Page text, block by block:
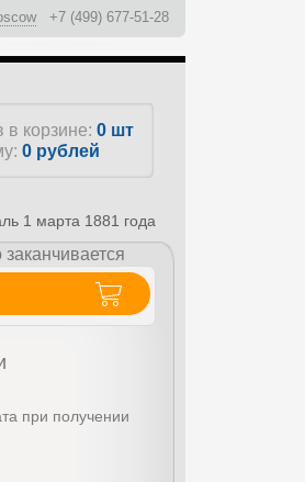
+7 (499) 677-51-28
в корзине: 0 шт
0 рублей
1 марта 1881 года
при получении